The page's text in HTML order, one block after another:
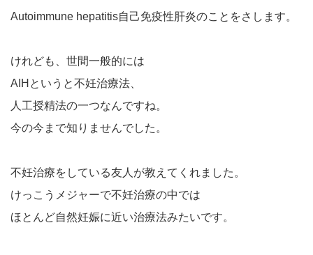
Autoimmune hepatitis自己免疫性肝炎のことをさします。
けれども、世間一般的には
AIHというと不妊治療法、
人工授精法の一つなんですね。
今の今まで知りませんでした。
不妊治療をしている友人が教えてくれました。
けっこうメジャーで不妊治療の中では
ほとんど自然妊娠に近い治療法みたいです。